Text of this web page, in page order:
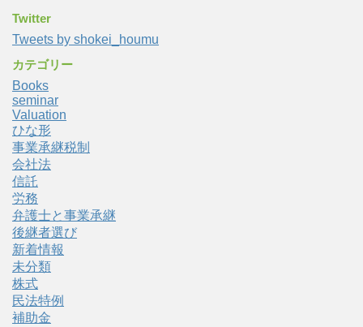
Twitter
Tweets by shokei_houmu
カテゴリー
Books
seminar
Valuation
ひな形
事業承継税制
会社法
信託
労務
弁護士と事業承継
後継者選び
新着情報
未分類
株式
民法特例
補助金